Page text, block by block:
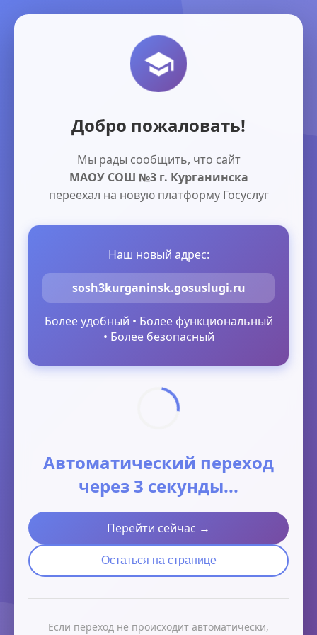
Добро пожаловать!
Мы рады сообщить, что сайт
МАОУ СОШ №3 г. Курганинска
переехал на новую платформу Госуслуг
Наш новый адрес:
sosh3kurganinsk.gosuslugi.ru
Более удобный • Более функциональный
• Более безопасный
Автоматический переход
через 3 секунды...
Перейти сейчас →
Остаться на странице
Если переход не происходит автоматически,